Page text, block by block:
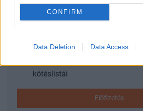
CONFIRM
Data Deletion Data Access
tartozik, melynek olvasása
regisztrációhoz kötött.
Portfolio.hu teljes cikkarchívum
kötéslistái
Előfizetés